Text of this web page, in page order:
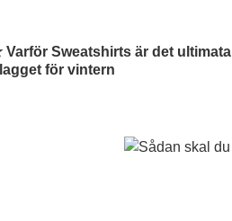
Varför Sweatshirts är det ultimata
för vintern